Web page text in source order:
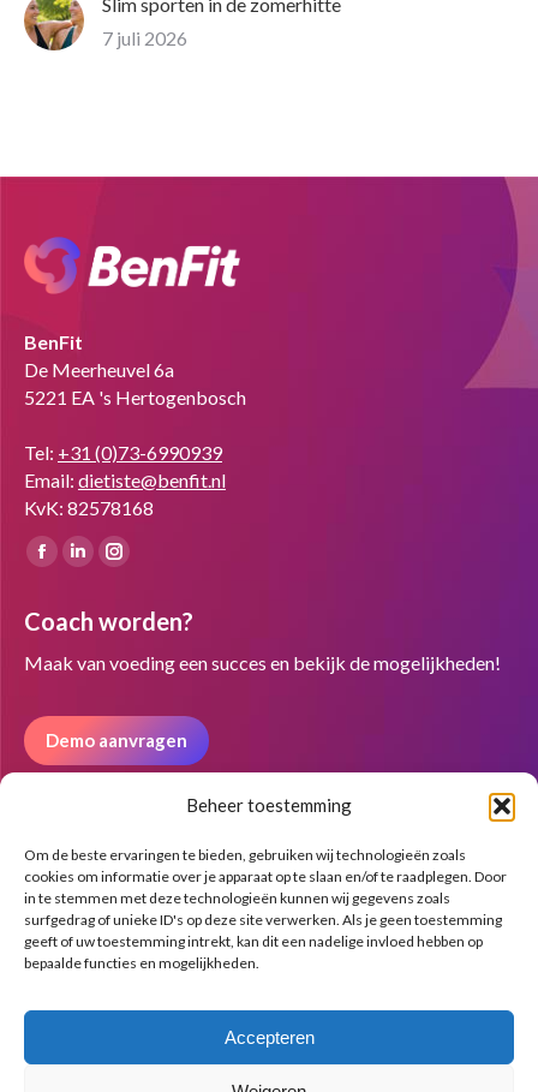
Beheer toestemming
Om de beste ervaringen te bieden, gebruiken wij technologieën zoals
cookies om informatie over je apparaat op te slaan en/of te raadplegen. Door
in te stemmen met deze technologieën kunnen wij gegevens zoals
surfgedrag of unieke ID's op deze site verwerken. Als je geen toestemming
geeft of uw toestemming intrekt, kan dit een nadelige invloed hebben op
bepaalde functies en mogelijkheden.
Accepteren
Slim sporten in de zomerhitte
7 juli 2026
BenFit
De Meerheuvel 6a
5221 EA 's Hertogenbosch
Tel: +31 (0)73-6990939
Email: dietiste@benfit.nl
KvK: 82578168
Vind ons op:
Facebook
opens
in
window
Linkedin
opens
in
window
Instagram
opens
in
window
Coach worden?
Maak van voeding een succes en bekijk de mogelijkheden!
Demo aanvragen